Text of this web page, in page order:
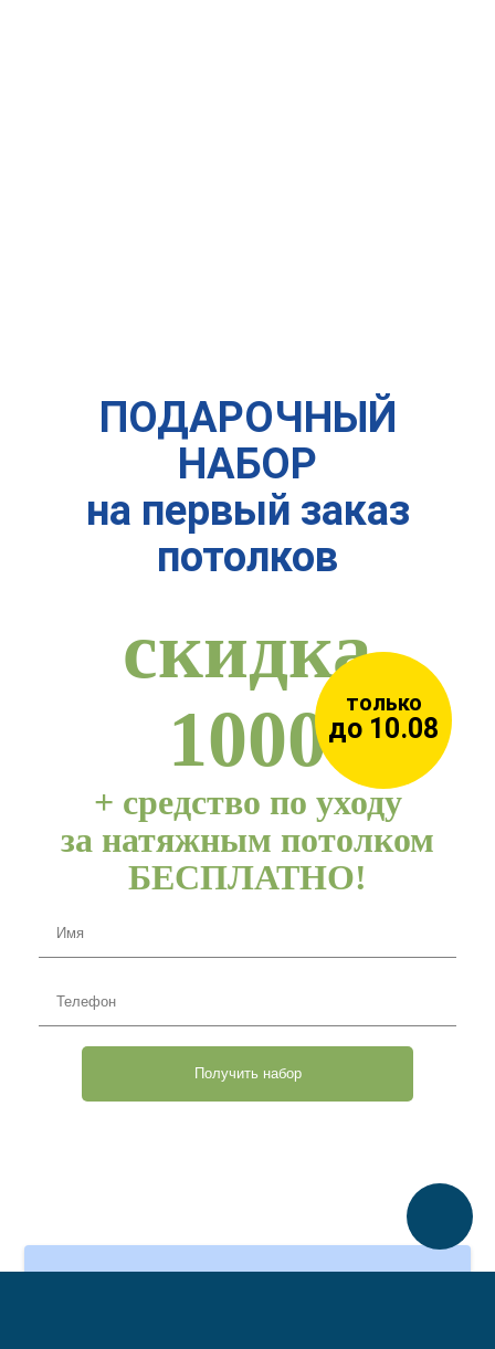
ПОДАРОЧНЫЙ
НАБОР
на первый заказ
потолков
скидка
1000 только
до 10.08
+ средство по уходу
за натяжным потолком
БЕСПЛАТНО!